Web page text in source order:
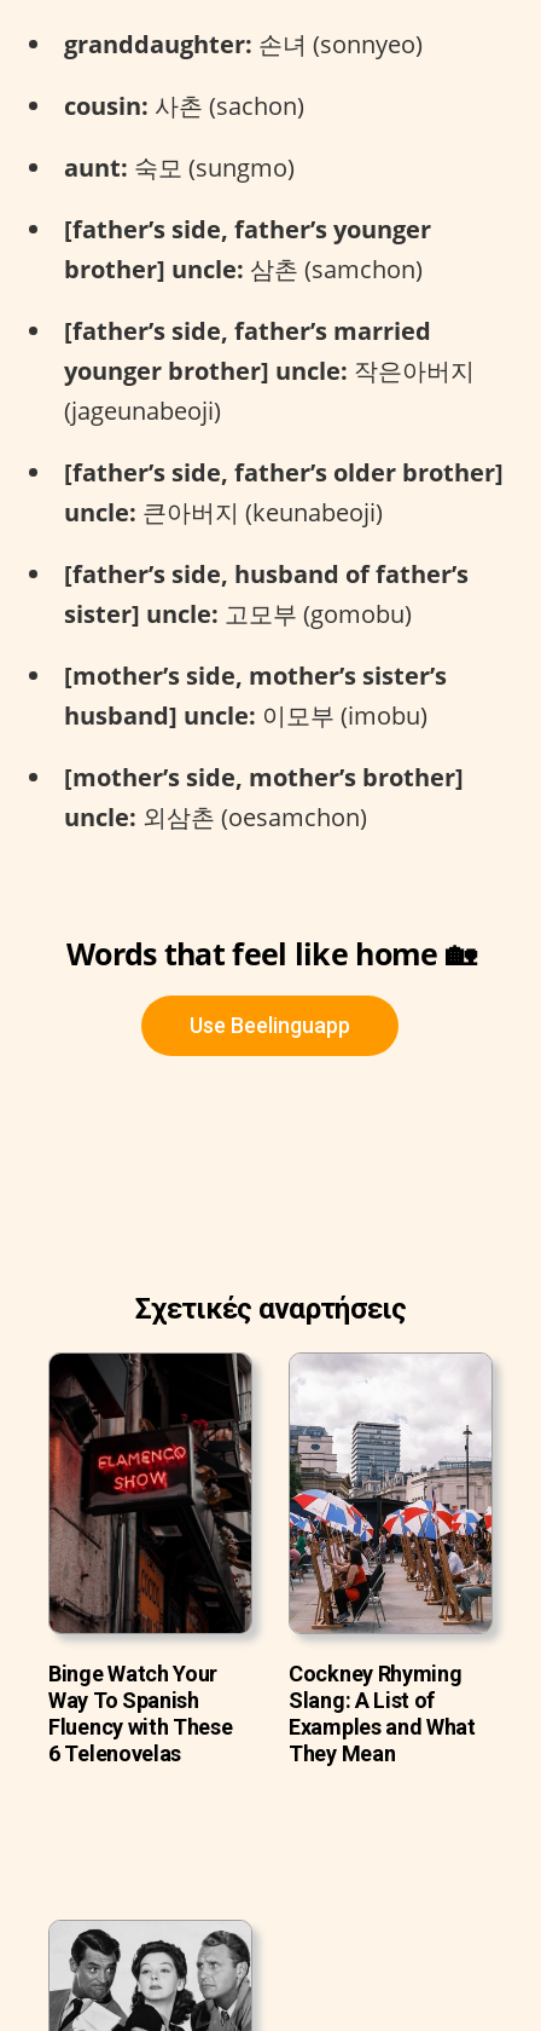
granddaughter: 손녀 (sonnyeo)
cousin: 사촌 (sachon)
aunt: 숙모 (sungmo)
[father’s side, father’s younger
brother] uncle: 삼촌 (samchon)
[father’s side, father’s married
younger brother] uncle: 작은아버지
(jageunabeoji)
[father’s side, father’s older brother]
uncle: 큰아버지 (keunabeoji)
[father’s side, husband of father’s
sister] uncle: 고모부 (gomobu)
[mother’s side, mother’s sister’s
husband] uncle: 이모부 (imobu)
[mother’s side, mother’s brother]
uncle: 외삼촌 (oesamchon)
Words that feel like home 🏡
Use Beelinguapp
Σχετικές αναρτήσεις
Binge Watch Your
Way To Spanish
Fluency with These
6 Telenovelas
Cockney Rhyming
Slang: A List of
Examples and What
They Mean